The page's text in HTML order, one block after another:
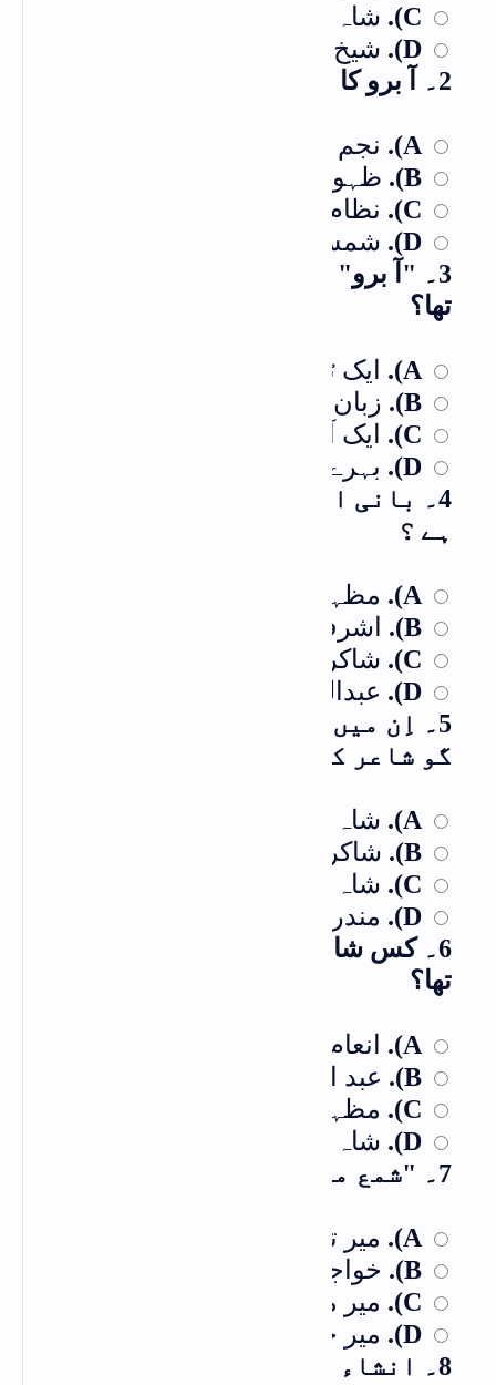
C).
شاہ مبارک آبرو
D).
شیخ شرف الدین مضمون
2۔ آ برو کا اصل نام کیا تھا؟
A).
نجم الدین
B).
ظہورالدین
C).
نظام الدین
D).
شمس الدین
3۔ "آ برو" میں کونسا جسمانی نقص
تھا؟
A).
ایک ٹانگ سے محروم تھا
B).
زبان میں لکنت تھی
C).
ایک آنکھ سے معذور تھے
D).
بہرے تھے
4۔ بانی ایہام گوئی کسے کہا جاتا
ہے ؟
A).
مظہر جان جاناں
B).
اشرف علی فعال
C).
شاکر ناجی
D).
عبدالحئ تاباں
5۔ اِن میں سے کونسا شاعر ایہام
گو شاعر کہلاتا ہے؟
A).
شاہ مبارک آبرو
B).
شاکر ناجی
C).
شاہ حاتم
D).
مندرجہ بالا تمام
6۔ کس شاعر کا اصل نام شمس الدین
تھا؟
A).
انعام اللّٰہ خاں یقین
B).
عبد الحئی تاباں
C).
مظہر جان جاناں
D).
شاہ حاتم
7۔ "شمع محفل" کس کی تصنیف ہے؟
A).
میر تقی میر
B).
خواجہ میر درد
C).
میر محمد سوز
D).
میر حسن
8۔ انشاء اللہ خاں انشاء کی "